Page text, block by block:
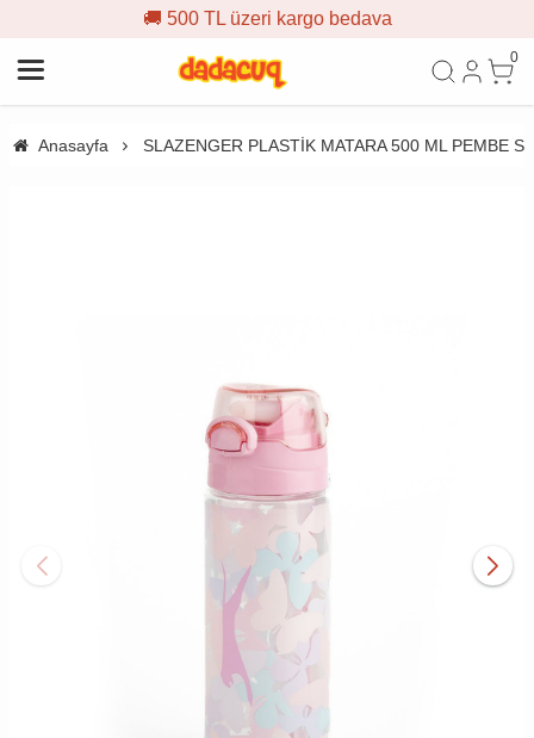
🚚 500 TL üzeri kargo bedava
0
Anasayfa SLAZENGER PLASTİK MATARA 500 ML PEMBE